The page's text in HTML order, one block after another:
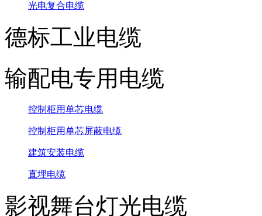
光电复合电缆
德标工业电缆
输配电专用电缆
控制柜用单芯电缆
控制柜用单芯屏蔽电缆
建筑安装电缆
直埋电缆
影视舞台灯光电缆